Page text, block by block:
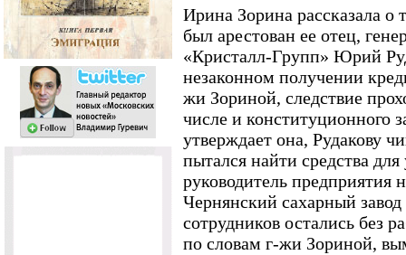
Ирина Зорина рассказала о
был арестован ее отец,
«Кристалл-Групп» Юрий
незаконном получении
жи Зориной, следствие
числе и конституционного
утверждает она, Рудакову
пытался найти средства
руководитель предприятия
Чернянский сахарный
сотрудников остались без
по словам г-жи Зориной,